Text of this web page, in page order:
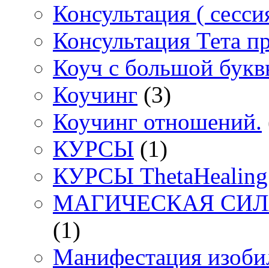
Консультация (
Консультация Тета
Коуч с большой
Коучинг (3)
Коучинг отношений.
КУРСЫ (1)
КУРСЫ ThetaHealing
МАГИЧЕСКАЯ
(1)
Манифестация